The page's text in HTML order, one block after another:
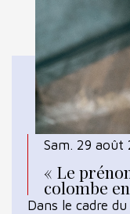
« Le
colombe
Sam. 29 août
Dans le cadre